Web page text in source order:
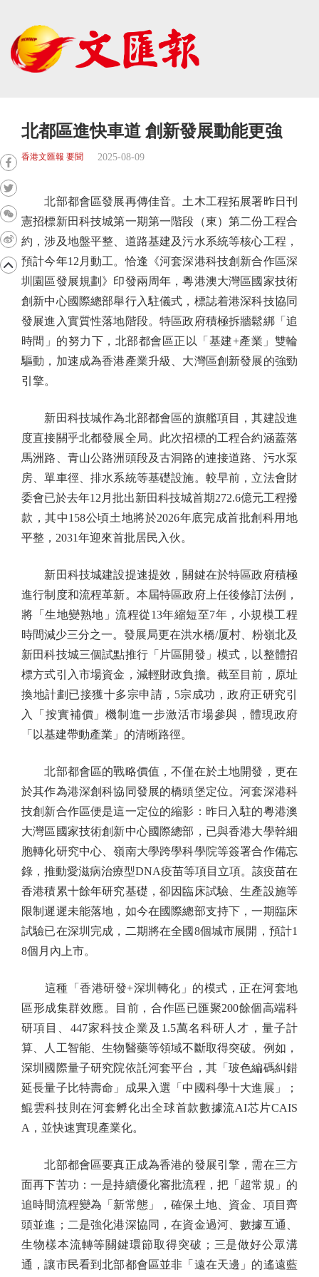
北都區進快車道 創新發展動能更強
香港文匯報 要聞 2025-08-09
北部都會區發展再傳佳音。土木工程拓展署昨日刊
憲招標新田科技城第一期第一階段（東）第二份工程合
約，涉及地盤平整、道路基建及污水系統等核心工程，
預計今年12月動工。恰逢《河套深港科技創新合作區深
圳園區發展規劃》印發兩周年，粵港澳大灣區國家技術
創新中心國際總部舉行入駐儀式，標誌着港深科技協同
發展進入實質性落地階段。特區政府積極拆牆鬆綁「追
時間」的努力下，北部都會區正以「基建+產業」雙輪
驅動，加速成為香港產業升級、大灣區創新發展的強勁
引擎。
新田科技城作為北部都會區的旗艦項目，其建設進
度直接關乎北都發展全局。此次招標的工程合約涵蓋落
馬洲路、青山公路洲頭段及古洞路的連接道路、污水泵
房、單車徑、排水系統等基礎設施。較早前，立法會財
委會已於去年12月批出新田科技城首期272.6億元工程撥
款，其中158公頃土地將於2026年底完成首批創科用地
平整，2031年迎來首批居民入伙。
新田科技城建設提速提效，關鍵在於特區政府積極
進行制度和流程革新。本屆特區政府上任後修訂法例，
將「生地變熟地」流程從13年縮短至7年，小規模工程
時間減少三分之一。發展局更在洪水橋/厦村、粉嶺北及
新田科技城三個試點推行「片區開發」模式，以整體招
標方式引入市場資金，減輕財政負擔。截至目前，原址
換地計劃已接獲十多宗申請，5宗成功，政府正研究引
入「按實補價」機制進一步激活市場參與，體現政府
「以基建帶動產業」的清晰路徑。
北部都會區的戰略價值，不僅在於土地開發，更在
於其作為港深創科協同發展的橋頭堡定位。河套深港科
技創新合作區便是這一定位的縮影：昨日入駐的粵港澳
大灣區國家技術創新中心國際總部，已與香港大學幹細
胞轉化研究中心、嶺南大學跨學科學院等簽署合作備忘
錄，推動愛滋病治療型DNA疫苗等項目立項。該疫苗在
香港積累十餘年研究基礎，卻因臨床試驗、生產設施等
限制遲遲未能落地，如今在國際總部支持下，一期臨床
試驗已在深圳完成，二期將在全國8個城市展開，預計1
8個月內上市。
這種「香港研發+深圳轉化」的模式，正在河套地
區形成集群效應。目前，合作區已匯聚200餘個高端科
研項目、447家科技企業及1.5萬名科研人才，量子計
算、人工智能、生物醫藥等領域不斷取得突破。例如，
深圳國際量子研究院依託河套平台，其「玻色編碼糾錯
延長量子比特壽命」成果入選「中國科學十大進展」；
鯤雲科技則在河套孵化出全球首款數據流AI芯片CAIS
A，並快速實現產業化。
北部都會區要真正成為香港的發展引擎，需在三方
面再下苦功：一是持續優化審批流程，把「超常規」的
追時間流程變為「新常態」，確保土地、資金、項目齊
頭並進；二是強化港深協同，在資金過河、數據互通、
生物樣本流轉等關鍵環節取得突破；三是做好公眾溝
通，讓市民看到北部都會區並非「遠在天邊」的遙遠藍